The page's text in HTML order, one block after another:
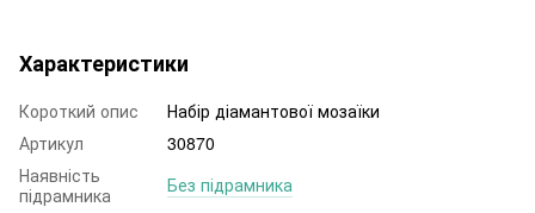
Характеристики
Короткий опис
Набір діамантової мозаїки
Артикул
30870
Наявність
підрамника
Без підрамника